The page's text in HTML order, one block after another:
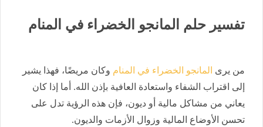
تفسير حلم المانجو الخضراء في المنام
من يرى المانجو الخضراء في المنام وكان مريضًا، فهذا يشير
إلى اقتراب الشفاء واستعادة العافية بإذن الله. أما إذا كان
يعاني من مشاكل مالية أو ديون، فإن هذه الرؤية تدل على
تحسن الأوضاع المالية وزوال الأزمات والديون.